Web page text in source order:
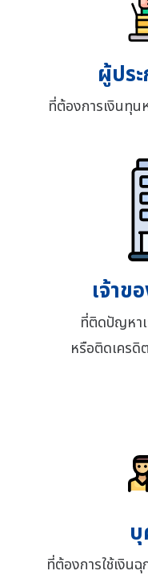
ผู้ปร
ที่ต้องการเงินทุน
เจ้าข
ที่ติดปัญหาเ
หรือติดเครดิ
ที่ต้องการใช้เงิน